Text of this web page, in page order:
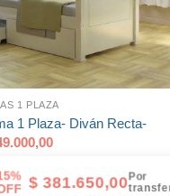
1 PLAZA
1 Plaza- Diván Recta-
$381.650,00Por